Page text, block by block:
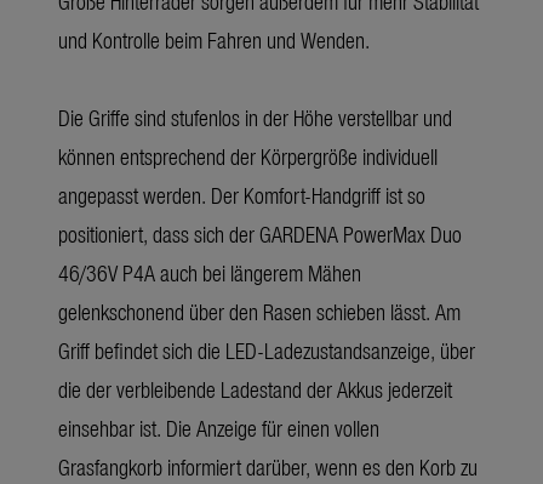
und Kontrolle beim Fahren und Wenden.
Die Griffe sind stufenlos in der Höhe verstellbar und
können entsprechend der Körpergröße individuell
angepasst werden. Der Komfort-Handgriff ist so
positioniert, dass sich der GARDENA PowerMax Duo
46/36V P4A auch bei längerem Mähen
gelenkschonend über den Rasen schieben lässt. Am
Griff befindet sich die LED-Ladezustandsanzeige, über
die der verbleibende Ladestand der Akkus jederzeit
einsehbar ist. Die Anzeige für einen vollen
Grasfangkorb informiert darüber, wenn es den Korb zu